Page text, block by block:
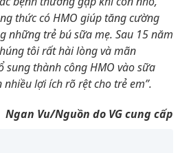
thức có HMO giúp tăng cường
những trẻ bú sữa mẹ. Sau 15 năm
tôi rất hài lòng và mãn
sung thành công HMO vào sữa
lợi ích rõ rệt cho trẻ em”.
Ngan Vu/Nguồn do VG cung cấp